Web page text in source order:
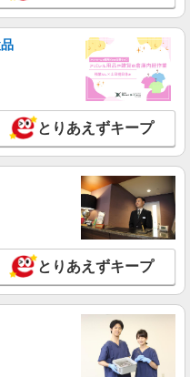
人気機種に詳しくなれる携帯
円（経験・能力による） ※
別途支給（規定あり） ゜
・。○。・゜+゜ 入社祝い金10
゜+゜・。○。・゜+゜
市の楽天モバイルショップ
詳細を見る
機種に詳しくなれる携帯販
256438円 固定残業代:26331
間相当） ※時間外手当は時間
わらず、固定残業代として支
える時間外労働分は法定どお
。 ※試用期間あり3ヶ月円〜
費別途支給（規定あり） ゜
市のsoftbankショップ
詳細を見る
とりあえずキープ
とりあえずキープ